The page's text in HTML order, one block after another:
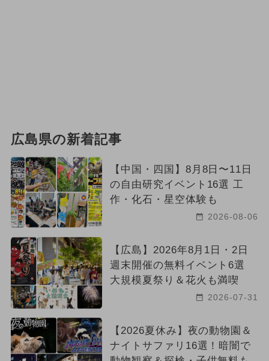
広島県の新着記事
【中国・四国】8月8日〜11日
の自由研究イベント16選 工
作・化石・星空体験も
2026-08-06
【広島】2026年8月1日・2日
週末開催の無料イベント6選
大規模夏祭り＆花火も満喫
2026-07-31
【2026夏休み】夜の動物園＆
ナイトサファリ16選！暗闇で